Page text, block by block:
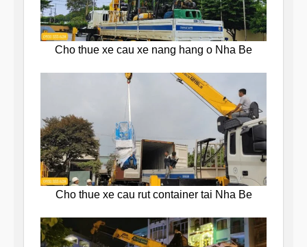
Cho thue xe cau xe nang hang o Nha Be
Cho thue xe cau rut container tai Nha Be